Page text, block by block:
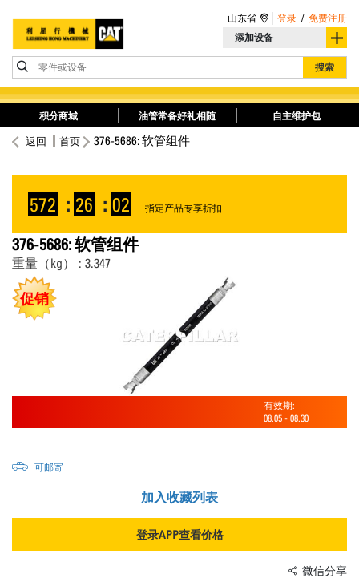
添加设备
零件或设备 搜索
山东省 登录 / 免费注册
积分商城 油管常备好礼相随 自主维护包
返回 首页 376-5686: 软管组件
572 : 26 : 02 指定产品专享折扣
376-5686: 软管组件
重量（kg） : 3.347
促销
有效期:
08.05 - 08.30
可邮寄
加入收藏列表
登录APP查看价格
微信分享